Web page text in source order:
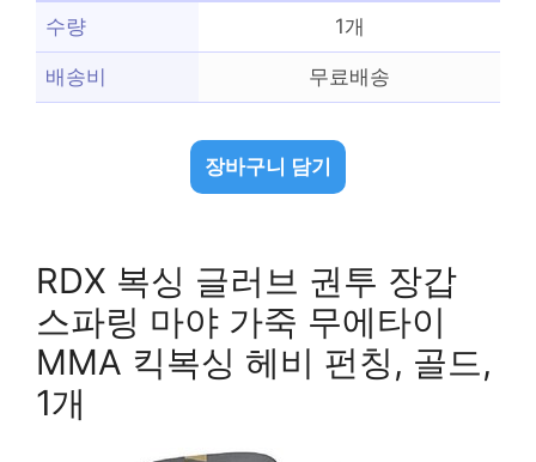
수량 1개
배송비 무료배송
장바구니 담기
RDX 복싱 글러브 권투 장갑
스파링 마야 가죽 무에타이
MMA 킥복싱 헤비 펀칭, 골드,
1개